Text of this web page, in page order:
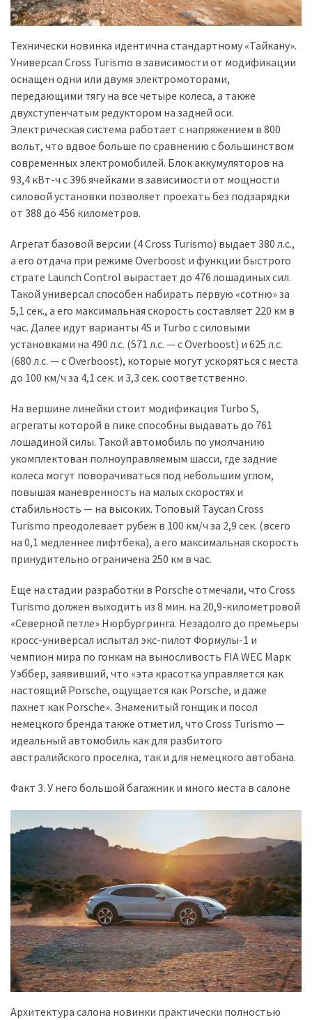
Технически новинка идентична стандартному «Тайкану».
Универсал Cross Turismo в зависимости от модификации
оснащен одни или двумя электромоторами,
передающими тягу на все четыре колеса, а также
двухступенчатым редуктором на задней оси.
Электрическая система работает с напряжением в 800
вольт, что вдвое больше по сравнению с большинством
современных электромобилей. Блок аккумуляторов на
93,4 кВт-ч с 396 ячейками в зависимости от мощности
силовой установки позволяет проехать без подзарядки
от 388 до 456 километров.
Агрегат базовой версии (4 Cross Turismo) выдает 380 л.с.,
а его отдача при режиме Overboost и функции быстрого
страте Launch Control вырастает до 476 лошадиных сил.
Такой универсал способен набирать первую «сотню» за
5,1 сек., а его максимальная скорость составляет 220 км в
час. Далее идут варианты 4S и Turbo с силовыми
установками на 490 л.с. (571 л.с. — с Overboost) и 625 л.с.
(680 л.с. — с Overboost), которые могут ускоряться с места
до 100 км/ч за 4,1 сек. и 3,3 сек. соответственно.
На вершине линейки стоит модификация Turbo S,
агрегаты которой в пике способны выдавать до 761
лошадиной силы. Такой автомобиль по умолчанию
укомплектован полноуправляемым шасси, где задние
колеса могут поворачиваться под небольшим углом,
повышая маневренность на малых скоростях и
стабильность — на высоких. Топовый Taycan Cross
Turismo преодолевает рубеж в 100 км/ч за 2,9 сек. (всего
на 0,1 медленнее лифтбека), а его максимальная скорость
принудительно ограничена 250 км в час.
Еще на стадии разработки в Porsche отмечали, что Cross
Turismo должен выходить из 8 мин. на 20,9-километровой
«Северной петле» Нюрбургринга. Незадолго до премьеры
кросс-универсал испытал экс-пилот Формулы-1 и
чемпион мира по гонкам на выносливость FIA WEC Марк
Уэббер, заявивший, что «эта красотка управляется как
настоящий Porsche, ощущается как Porsche, и даже
пахнет как Porsche». Знаменитый гонщик и посол
немецкого бренда также отметил, что Cross Turismo —
идеальный автомобиль как для разбитого
австралийского проселка, так и для немецкого автобана.
Факт 3. У него большой багажник и много места в салоне
Архитектура салона новинки практически полностью